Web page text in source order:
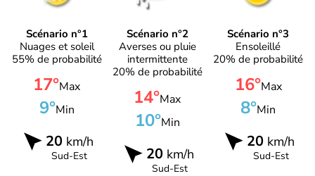
Scénario n°1
Nuages et soleil
55% de probabilité
17°Max
9°Min
20km/h
Sud-Est
Scénario n°2
Averses ou pluie
intermittente
20% de probabilité
14°Max
10°Min
20km/h
Sud-Est
Scénario n°3
Ensoleillé
20% de probabilité
16°Max
8°Min
20 km/h
Sud-Est